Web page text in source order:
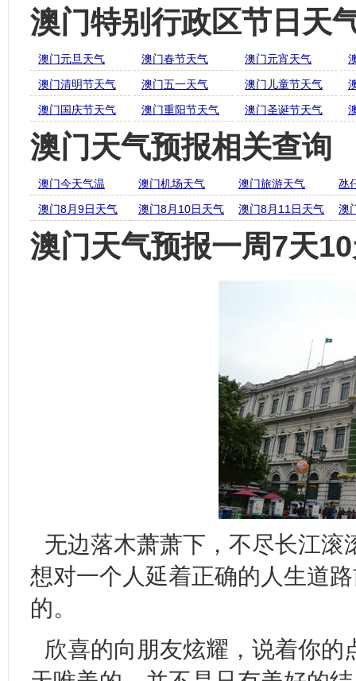
澳门特别行政区节日天
澳门元旦天气 澳门春节天气 澳门元宵天气
澳门清明节天气
澳门五一天气 澳门儿童节天气
澳门国庆节天气
澳门重阳节天气 澳门圣诞节天气
澳门天气预报相关查询
澳门今天气温 澳门机场天气 澳门旅游天气
氹
澳门8月9日天气
澳门8月10日天气 澳门8月11日天气 澳
澳门天气预报一周7天
无边落木萧萧下，不尽长江
想对一个人延着正确的人生道
的。
欣喜的向朋友炫耀，说着你